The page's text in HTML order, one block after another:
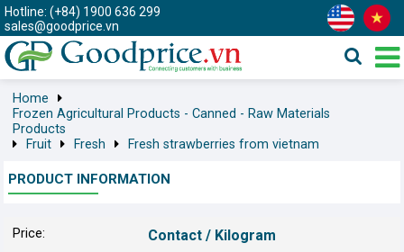
Hotline: (+84) 1900 636 299
sales@goodprice.vn
Home
Frozen Agricultural Products - Canned - Raw Materials
Products
Fruit
Fresh Fresh strawberries from vietnam
PRODUCT INFORMATION
Price: Contact / Kilogram